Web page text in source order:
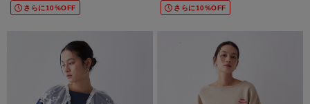
さらに10%OFF さらに10%OFF